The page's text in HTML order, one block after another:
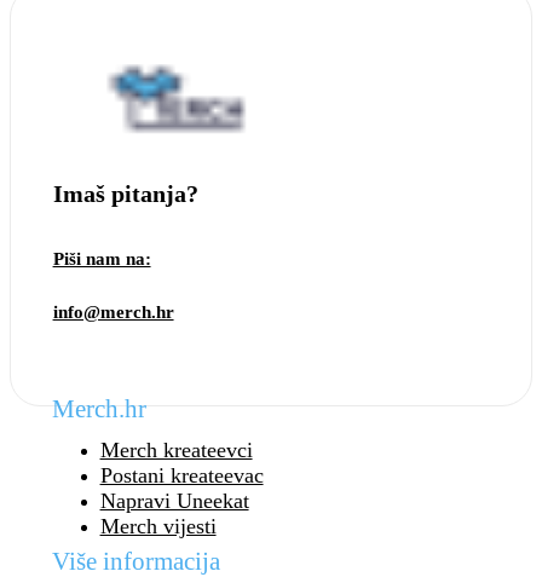
Imaš pitanja?
Piši nam na:
info@merch.hr
Merch.hr
Merch kreateevci
Postani kreateevac
Napravi Uneekat
Merch vijesti
Više informacija